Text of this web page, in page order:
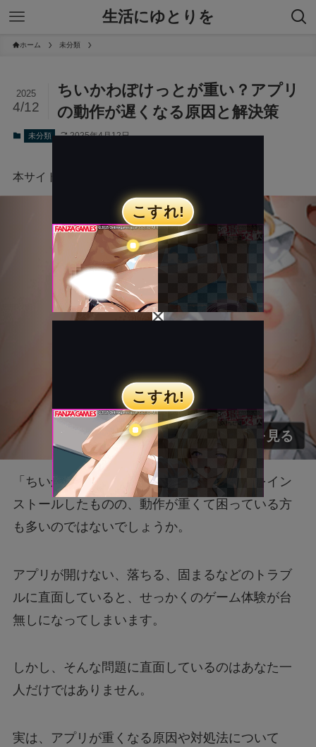
生活にゆとりを
ホーム 未分類
ちいかわぽけっとが重い？アプリ
の動作が遅くなる原因と解決策
2025
4/12
未分類 2025年4月12日
本サイトにはプロモーションが含まれています。
「ちいかわぽけっと」略して「ちいぽけ」をイン
ストールしたものの、動作が重くて困っている方
も多いのではないでしょうか。
アプリが開けない、落ちる、固まるなどのトラブ
ルに直面していると、せっかくのゲーム体験が台
無しになってしまいます。
しかし、そんな問題に直面しているのはあなた一
人だけではありません。
実は、アプリが重くなる原因や対処法について